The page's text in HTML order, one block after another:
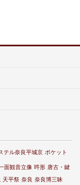
テル奈良平城京 ポケット
面観音立像 吽形 唐古・鍵
天平祭 奈良 奈良博三昧